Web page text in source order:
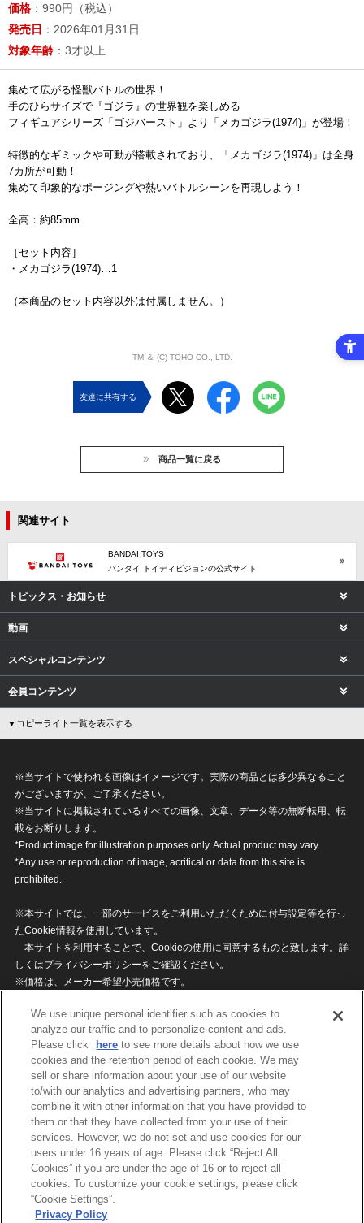
価格 ：990円（税込）
発売日 ：2026年01月31日
対象年齢 ：3才以上
集めて広がる怪獣バトルの世界！
手のひらサイズで『ゴジラ』の世界観を楽しめる
フィギュアシリーズ「ゴジバースト」より「メカゴジラ(1974)」が登場！
特徴的なギミックや可動が搭載されており、「メカゴジラ(1974)」は全身
7カ所が可動！
集めて印象的なポージングや熱いバトルシーンを再現しよう！
全高：約85mm
［セット内容］
・メカゴジラ(1974)…1
（本商品のセット内容以外は付属しません。）
TM ＆ (C) TOHO CO., LTD.
友達に共有する
商品一覧に戻る
関連サイト
BANDAI TOYS
バンダイ トイディビジョンの公式サイト
トピックス・お知らせ
動画
スペシャルコンテンツ
会員コンテンツ
▼コピーライト一覧を表示する
※当サイトで使われる画像はイメージです。実際の商品とは多少異なること
がございますが、ご了承ください。
※当サイトに掲載されているすべての画像、文章、データ等の無断転用、転
載をお断りします。
*Product image for illustration purposes only. Actual product may vary.
*Any use or reproduction of image, acritical or data from this site is
prohibited.
※本サイトでは、一部のサービスをご利用いただくために付与設定等を行っ
たCookie情報を使用しています。
本サイトを利用することで、Cookieの使用に同意するものと致します。詳
しくはプライバシーポリシーをご確認ください。
※価格は、メーカー希望小売価格です。
ざいますのでご了承ください。
privacypolicy
Do Not Sell or Share My
Personal Information
ウェブサイトご利用条件
ソーシャルメディアポリシー
個人情報保護方針
お問い合わせ
©BANDAI
We use unique personal identifier such as cookies to
analyze our traffic and to personalize content and ads.
Please click
here to see more details about how we use
cookies and the retention period of each cookie. We may
sell or share information about your use of our website
to/with our analytics and advertising partners, who may
combine it with other information that you have provided to
them or that they have collected from your use of their
services. However, we do not set and use cookies for our
users under 16 years of age. Please click “Reject All
Cookies” if you are under the age of 16 or to reject all
cookies. To customize your cookie settings, please click
“Cookie Settings”.
Privacy Policy